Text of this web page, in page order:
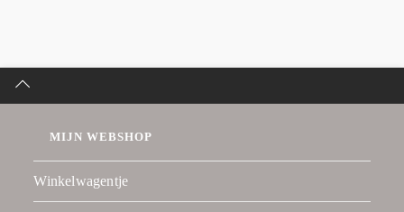
MIJN WEBSHOP
Winkelwagentje